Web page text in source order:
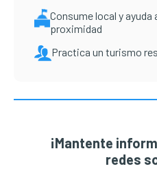
Consume local y
proximidad
Practica un turismo
¡Mantente
redes